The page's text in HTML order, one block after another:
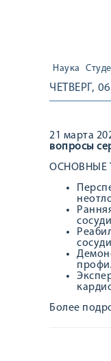
Наука
ЧЕТВЕРГ,
21 марта
вопросы
ОСНОВНЫЕ
Более